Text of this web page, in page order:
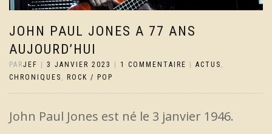
JOHN PAUL JONES A 77 ANS
AUJOURD’HUI
PARJEF | 3 JANVIER 2023 | 1 COMMENTAIRE | ACTUS
CHRONIQUES
ROCK / POP
John Paul Jones est né le 3 janvier 1946.